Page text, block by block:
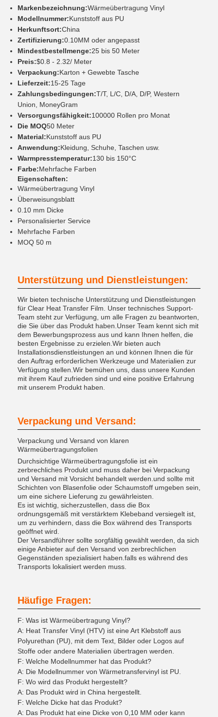
Markenbezeichnung:Wärmeübertragung Vinyl
Modellnummer:Kunststoff aus PU
Herkunftsort:China
Zertifizierung:0.10MM oder angepasst
Mindestbestellmenge:25 bis 50 Meter
Preis:$0.8 - 2.32/ Meter
Verpackung:Karton + Gewebte Tasche
Lieferzeit:15-25 Tage
Zahlungsbedingungen:T/T, L/C, D/A, D/P, Western
Union, MoneyGram
Versorgungsfähigkeit:100000 Rollen pro Monat
Die MOQ50 Meter
Material:Kunststoff aus PU
Anwendung:Kleidung, Schuhe, Taschen usw.
Warmpresstemperatur:130 bis 150°C
Farbe:Mehrfache Farben
Eigenschaften:
Wärmeübertragung Vinyl
Überweisungsblatt
0.10 mm Dicke
Personalisierter Service
Mehrfache Farben
MOQ 50 m
Unterstützung und Dienstleistungen:
Wir bieten technische Unterstützung und Dienstleistungen
für Clear Heat Transfer Film. Unser technisches Support-
Team steht zur Verfügung, um alle Fragen zu beantworten,
die Sie über das Produkt haben.Unser Team kennt sich mit
dem Bewerbungsprozess aus und kann Ihnen helfen, die
besten Ergebnisse zu erzielen.Wir bieten auch
Installationsdienstleistungen an und können Ihnen die für
den Auftrag erforderlichen Werkzeuge und Materialien zur
Verfügung stellen.Wir bemühen uns, dass unsere Kunden
mit ihrem Kauf zufrieden sind und eine positive Erfahrung
mit unserem Produkt haben.
Verpackung und Versand:
Verpackung und Versand von klaren
Wärmeübertragungsfolien
Durchsichtige Wärmeübertragungsfolie ist ein
zerbrechliches Produkt und muss daher bei Verpackung
und Versand mit Vorsicht behandelt werden.und sollte mit
Schichten von Blasenfolie oder Schaumstoff umgeben sein,
um eine sichere Lieferung zu gewährleisten.
Es ist wichtig, sicherzustellen, dass die Box
ordnungsgemäß mit verstärktem Klebeband versiegelt ist,
um zu verhindern, dass die Box während des Transports
geöffnet wird.
Der Versandführer sollte sorgfältig gewählt werden, da sich
einige Anbieter auf den Versand von zerbrechlichen
Gegenständen spezialisiert haben.falls es während des
Transports lokalisiert werden muss.
Häufige Fragen:
F: Was ist Wärmeübertragung Vinyl?
A: Heat Transfer Vinyl (HTV) ist eine Art Klebstoff aus
Polyurethan (PU), mit dem Text, Bilder oder Logos auf
Stoffe oder andere Materialien übertragen werden.
F: Welche Modellnummer hat das Produkt?
A: Die Modellnummer von Wärmetransfervinyl ist PU.
F: Wo wird das Produkt hergestellt?
A: Das Produkt wird in China hergestellt.
F: Welche Dicke hat das Produkt?
A: Das Produkt hat eine Dicke von 0,10 MM oder kann